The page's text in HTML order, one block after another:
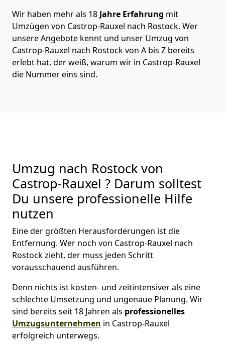
Wir haben mehr als 18 Jahre Erfahrung mit
Umzügen von Castrop-Rauxel nach Rostock. Wer
unsere Angebote kennt und unser Umzug von
Castrop-Rauxel nach Rostock von A bis Z bereits
erlebt hat, der weiß, warum wir in Castrop-Rauxel
die Nummer eins sind.
Umzug nach Rostock von
Castrop-Rauxel ? Darum solltest
Du unsere professionelle Hilfe
nutzen
Eine der größten Herausforderungen ist die
Entfernung. Wer noch von Castrop-Rauxel nach
Rostock zieht, der muss jeden Schritt
vorausschauend ausführen.
Denn nichts ist kosten- und zeitintensiver als eine
schlechte Umsetzung und ungenaue Planung. Wir
sind bereits seit 18 Jahren als professionelles
Umzugsunternehmen in Castrop-Rauxel
erfolgreich unterwegs.